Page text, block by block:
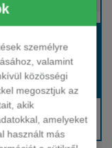
személyre
valamint
közösségi
megosztjuk az
akik
amelyeket
használt más
bennünket!
Hívjon bennünket!